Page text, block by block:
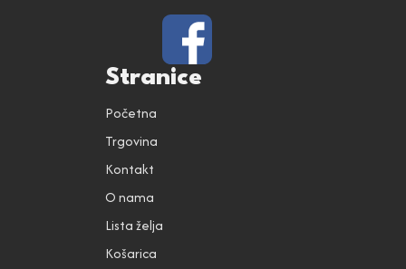
Stranice
Početna
Trgovina
Kontakt
O nama
Lista želja
Košarica